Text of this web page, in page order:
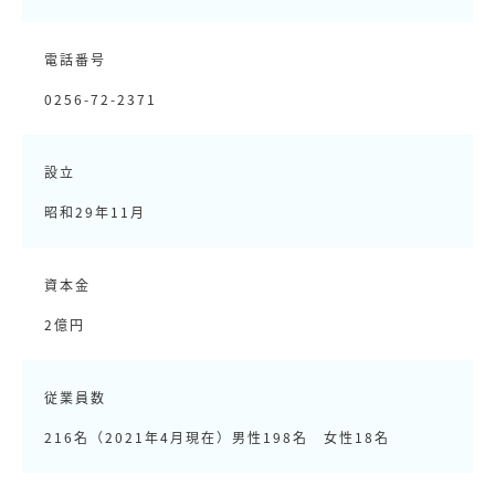
電話番号
0256-72-2371
設立
昭和29年11月
資本金
2億円
従業員数
216名（2021年4月現在）男性198名 女性18名